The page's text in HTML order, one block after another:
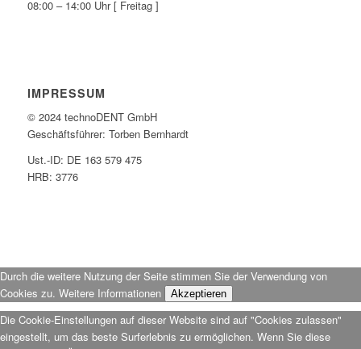
08:00 – 14:00 Uhr [ Freitag ]
IMPRESSUM
© 2024 technoDENT GmbH
Geschäftsführer: Torben Bernhardt
Ust.-ID: DE 163 579 475
HRB: 3776
Durch die weitere Nutzung der Seite stimmen Sie der Verwendung von
Cookies zu. Weitere Informationen Akzeptieren
Die Cookie-Einstellungen auf dieser Website sind auf "Cookies zulassen"
eingestellt, um das beste Surferlebnis zu ermöglichen. Wenn Sie diese